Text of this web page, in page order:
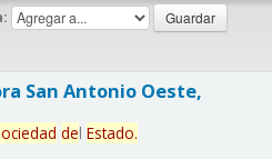
San Antonio Oeste,
del Estado.